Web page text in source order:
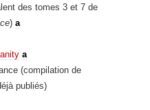
des tomes 3 et 7 de
) a
a
(compilation de
publiés)